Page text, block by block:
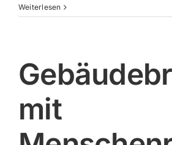
Weiterlesen
mit